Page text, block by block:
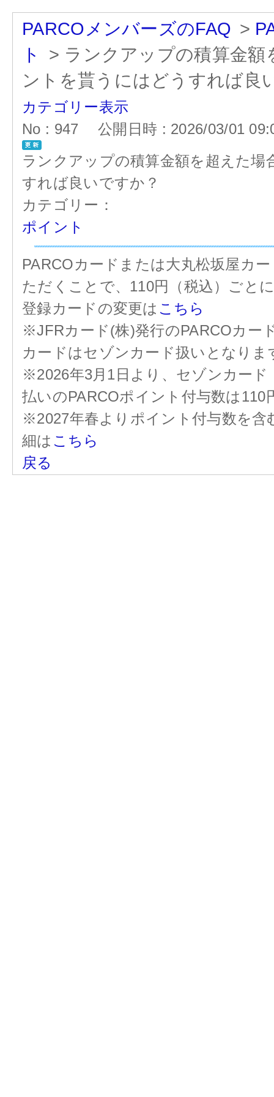
PARCOメンバーズのFAQ >
ト
> ランクアップの積算金
ントを貰うにはどうすれば良
カテゴリー表示
No : 947
公開日時 : 2026/03/01
ランクアップの積算金額を超えた
すれば良いですか？
カテゴリー：
ポイント
PARCOカードまたは大丸松坂屋カ
ただくことで、110円（税込）ごと
登録カードの変更は こちら
※JFRカード(株)発行のPARCOカー
カードはセゾンカード扱いとなりま
※2026年3月1日より、セゾンカー
払いのPARCOポイント付与数は
※2027年春よりポイント付与数を
細は こちら
戻る